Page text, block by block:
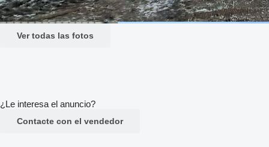
Ver todas las fotos
¿Le interesa el anuncio?
Contacte con el vendedor